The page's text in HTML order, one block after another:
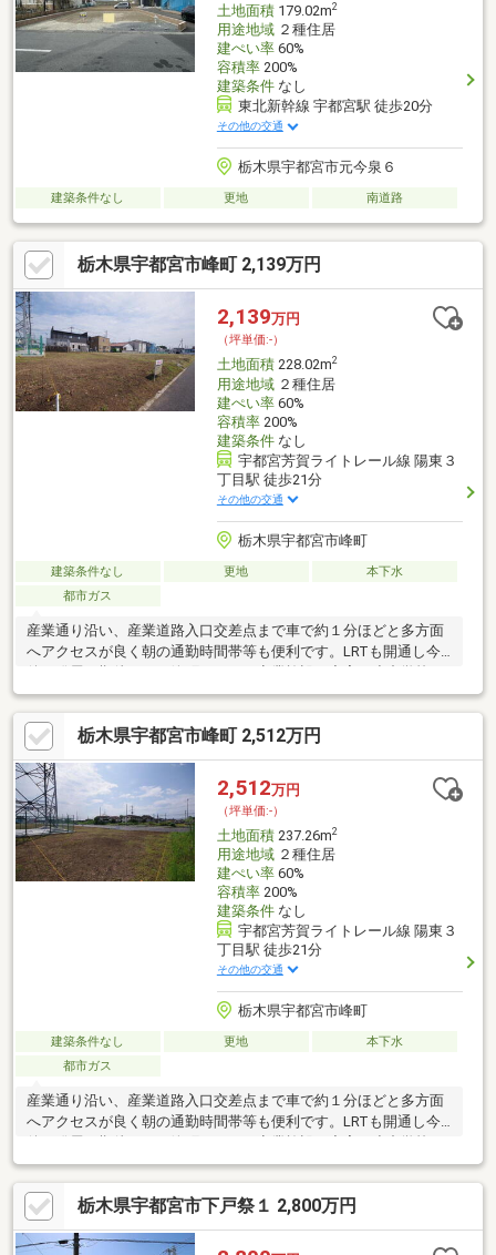
土地面積179.02m2
用途地域２種住居
建ぺい率60%
容積率200%
建築条件なし
東北新幹線 宇都宮駅 徒歩20分
その他の交通
栃木県宇都宮市元今泉６
建築条件なし 更地 南道路
栃木県宇都宮市峰町 2,139万円
2,139万円
（坪単価:-）
土地面積228.02m2
用途地域２種住居
建ぺい率60%
容積率200%
建築条件なし
宇都宮芳賀ライトレール線 陽東３
丁目駅 徒歩21分
その他の交通
栃木県宇都宮市峰町
建築条件なし 更地
本下水
都市ガス
産業通り沿い、産業道路入口交差点まで車で約１分ほどと多方面
へアクセスが良く朝の通勤時間帯等も便利です。LRTも開通し今
後の発展も期待できる峰町エリアは商業施設は充実、小中学校な
ど通学しやすい距離で子育て世代に嬉しい住環境です。こちらは
弊社が売主ですので詳細等はお気軽にお問い合わせください。■
ファミリーマートまで徒歩約１分■カワチ薬品まで徒歩約６分■た
いらやまで車で約３分■ベルモールまで車で約５分■「峰町南」停
留所まで徒歩約２分■東峰保育園まで徒歩約５分■峰小学校まで徒
歩約１２分、陽東中学校まで徒歩約１４分
栃木県宇都宮市峰町 2,512万円
2,512万円
（坪単価:-）
土地面積237.26m2
用途地域２種住居
建ぺい率60%
容積率200%
建築条件なし
宇都宮芳賀ライトレール線 陽東３
丁目駅 徒歩21分
その他の交通
栃木県宇都宮市峰町
建築条件なし 更地
本下水
都市ガス
産業通り沿い、産業道路入口交差点まで車で約１分ほどと多方面
へアクセスが良く朝の通勤時間帯等も便利です。LRTも開通し今
ど通学しやすい距離で子育て世代に嬉しい住環境です。こちらは
弊社が売主ですので詳細等はお気軽にお問い合わせください。■
ファミリーマートまで徒歩約１分■カワチ薬品まで徒歩約６分■た
いらやまで車で約３分■ベルモールまで車で約５分■「峰町南」停
留所まで徒歩約２分■東峰保育園まで徒歩約５分■峰小学校まで徒
栃木県宇都宮市下戸祭１ 2,800万円